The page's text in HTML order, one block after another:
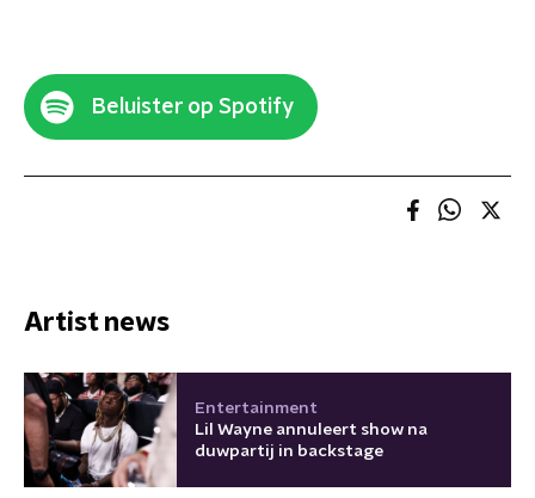
Beluister op Spotify
Artist news
Entertainment
Lil Wayne annuleert show na
duwpartij in backstage